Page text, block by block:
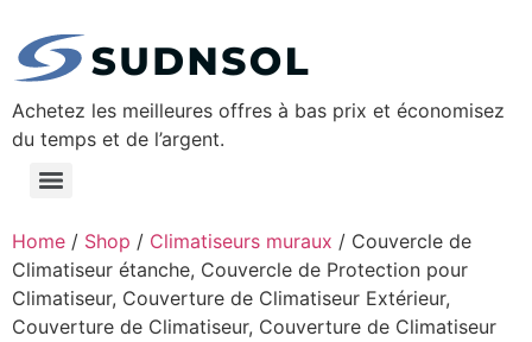
Achetez les meilleures offres à bas prix et économisez
du temps et de l’argent.
Home / Shop / Climatiseurs muraux / Couvercle de
Climatiseur étanche, Couvercle de Protection pour
Climatiseur, Couverture de Climatiseur Extérieur,
Couverture de Climatiseur, Couverture de Climatiseur